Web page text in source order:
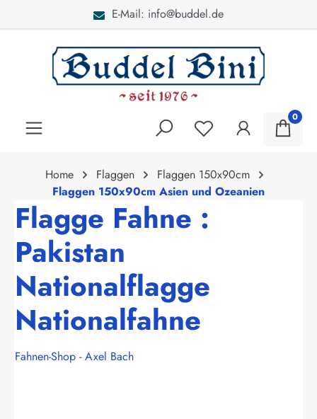
E-Mail: info@buddel.de
0
Home Flaggen
Flaggen 150x90cm
Flaggen 150x90cm Asien und Ozeanien
Flagge Fahne :
Pakistan
Nationalflagge
Nationalfahne
Fahnen-Shop - Axel Bach